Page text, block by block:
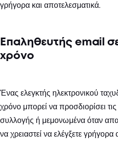
γρήγορα και αποτελεσματικά.
Επαληθευτής email
χρόνο
Ένας ελεγκτής ηλεκτρονικού
χρόνο μπορεί να προσδιορίσει
συλλογής ή μεμονωμένα όταν
να χρειαστεί να ελέγξετε